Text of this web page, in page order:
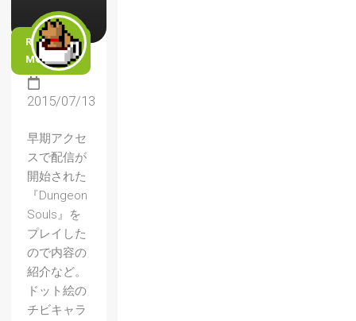
READ
MORE
2015/07/13
早期アクセ
スで配信が
開始された
『Dungeon
Souls』を
プレイした
ので内容の
紹介など。
ドット絵の
チビキャラ